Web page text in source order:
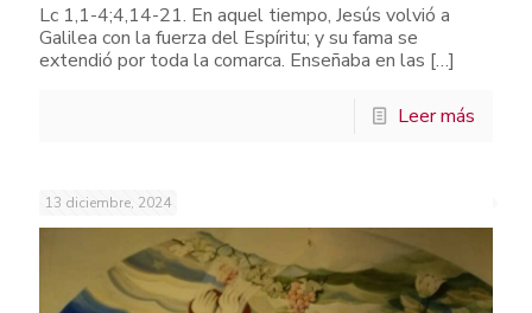
Lc 1,1-4;4,14-21. En aquel tiempo, Jesús volvió a
Galilea con la fuerza del Espíritu; y su fama se
extendió por toda la comarca. Enseñaba en las […]
Leer más
13 diciembre, 2024